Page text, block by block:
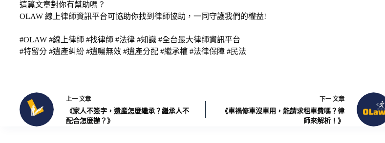
這篇文章對你有幫助嗎？
OLAW 線上律師資訊平台可協助你找到律師協助，一同守護我們的權益!
#OLAW #線上律師 #找律師 #法律 #知識 #全台最大律師資訊平台
#特留分 #遺產糾紛 #遺囑無效 #遺產分配 #繼承權 #法律保障 #民法
上一 文章
《家人不簽字，遺產怎麼繼承？繼承人不
配合怎麼辦？》
下一 文章
《車禍修車沒車用，能請求租車費嗎？律
師來解析！》